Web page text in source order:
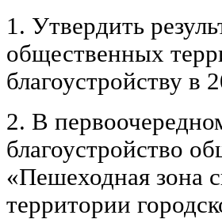
1. Утвердить
общественных
благоустройству в
2. В
благоустройство
«Пешеходная зона
территории